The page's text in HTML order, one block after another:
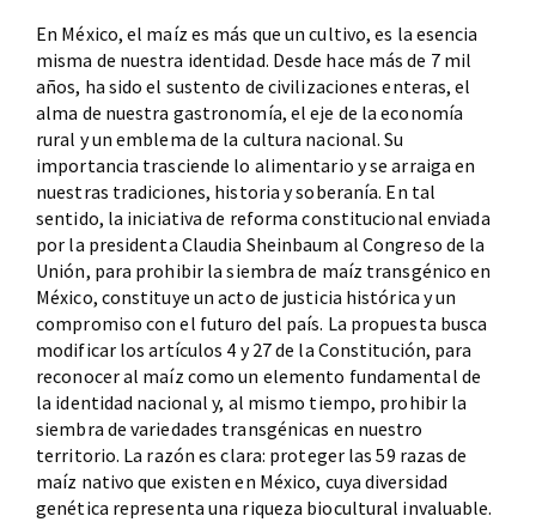
En México, el maíz es más que un cultivo, es la esencia
misma de nuestra identidad. Desde hace más de 7 mil
años, ha sido el sustento de civilizaciones enteras, el
alma de nuestra gastronomía, el eje de la economía
rural y un emblema de la cultura nacional. Su
importancia trasciende lo alimentario y se arraiga en
nuestras tradiciones, historia y soberanía. En tal
sentido, la iniciativa de reforma constitucional enviada
por la presidenta Claudia Sheinbaum al Congreso de la
Unión, para prohibir la siembra de maíz transgénico en
México, constituye un acto de justicia histórica y un
compromiso con el futuro del país. La propuesta busca
modificar los artículos 4 y 27 de la Constitución, para
reconocer al maíz como un elemento fundamental de
la identidad nacional y, al mismo tiempo, prohibir la
siembra de variedades transgénicas en nuestro
territorio. La razón es clara: proteger las 59 razas de
maíz nativo que existen en México, cuya diversidad
genética representa una riqueza biocultural invaluable.